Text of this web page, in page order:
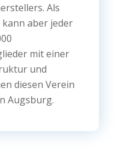
Als
aber jeder
mit einer
und
diesen Verein
Augsburg.